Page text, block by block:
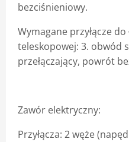
bezciśnieniowy.
Wymagane przyłącze do
teleskopowej: 3. obwód
przełączający, powrót
Zawór elektryczny:
Przyłącza: 2 węże